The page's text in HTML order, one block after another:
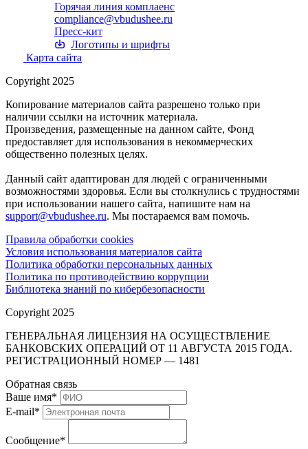
Горячая линия комплаенс
compliance@vbudushee.ru
Пресс-кит
Логотипы и шрифты
Карта сайта
Copyright 2025
Копирование материалов сайта разрешено только при
наличии ссылки на источник материала.
Произведения, размещенные на данном сайте, Фонд
предоставляет для использования в некоммерческих
общественно полезных целях.
Данный сайт адаптирован для людей с ограниченными
возможностями здоровья. Если вы столкнулись с трудностями
при использовании нашего сайта, напишите нам на
support@vbudushee.ru. Мы постараемся вам помочь.
Правила обработки cookies
Условия использования материалов сайта
Политика обработки персональных данных
Политика по противодействию коррупции
Библиотека знаний по кибербезопасности
Copyright 2025
ГЕНЕРАЛЬНАЯ ЛИЦЕНЗИЯ НА ОСУЩЕСТВЛЕНИЕ
БАНКОВСКИХ ОПЕРАЦИЙ ОТ 11 АВГУСТА 2015 ГОДА.
РЕГИСТРАЦИОННЫЙ НОМЕР — 1481
Обратная связь
Ваше имя*
E-mail*
Сообщение*